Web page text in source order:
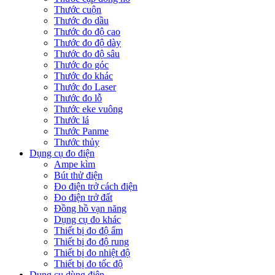
Thước cuộn
Thước đo dầu
Thước đo độ cao
Thước đo độ dày
Thước đo độ sâu
Thước đo góc
Thước đo khác
Thước đo Laser
Thước đo lỗ
Thước eke vuông
Thước lá
Thước Panme
Thước thủy
Dụng cụ đo điện
Ampe kìm
Bút thử điện
Đo điện trở cách điện
Đo điện trở đất
Đồng hồ vạn năng
Dụng cụ đo khác
Thiết bị đo độ ẩm
Thiết bị đo độ rung
Thiết bị đo nhiệt độ
Thiết bị đo tốc độ